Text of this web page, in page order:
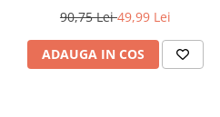
90,75 Lei49,99 Lei
ADAUGA IN COS